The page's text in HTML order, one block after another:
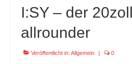
I:SY – der 20zoll
allrounder
Veröffentlicht in: Allgemein | 0